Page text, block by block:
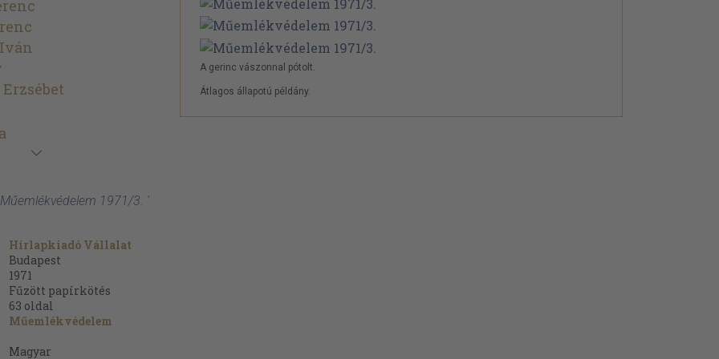
1971/3. '
Hírlapkiadó Vállalat
Budapest
1971
Fűzött papírkötés
63 oldal
Műemlékvédelem
Magyar
A gerinc vászonnal pótolt.
Átlagos állapotú példány.